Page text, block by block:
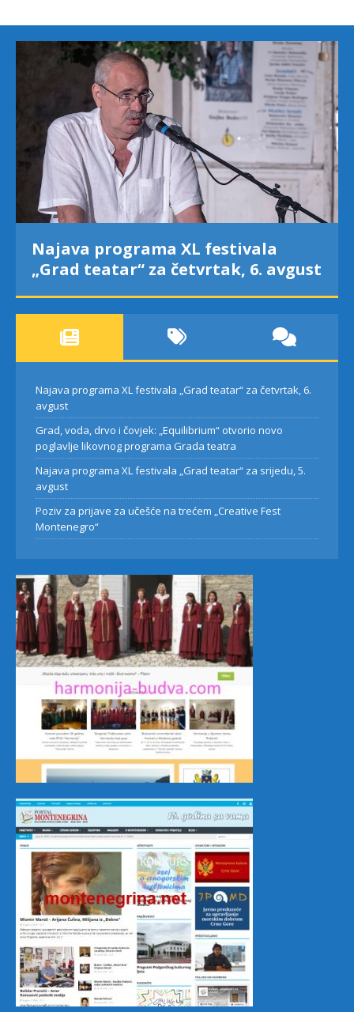
Najava programa XL festivala
„Grad teatar“ za četvrtak, 6. avgust
Najava programa XL festivala „Grad teatar“ za četvrtak, 6.
avgust
Grad, voda, drvo i čovjek: „Equilibrium“ otvorio novo
poglavlje likovnog programa Grada teatra
Najava programa XL festivala „Grad teatar“ za srijedu, 5.
avgust
Poziv za prijave za učešće na trećem „Creative Fest
Montenegro“